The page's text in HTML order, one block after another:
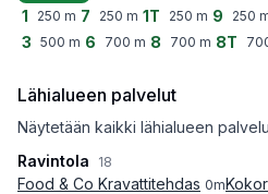
1
250 m 7 250 m 1T 250 m 9 250
3 500 m 6 700 m 8 700 m 8T
Lähialueen palvelut
Näytetään kaikki lähialueen
Ravintola
18
Food & Co Kravattitehdas 0m